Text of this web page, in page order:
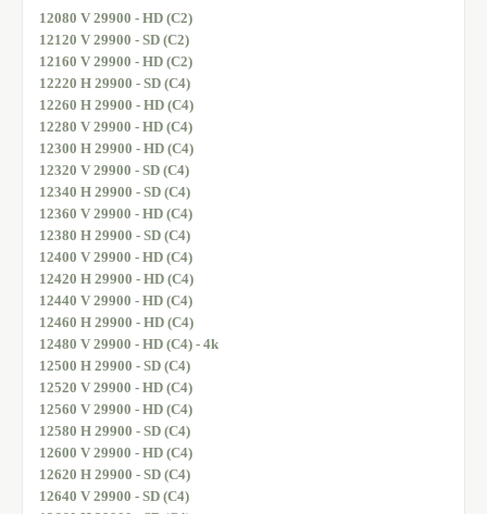
12080 V 29900 - HD (C2)
12120 V 29900 - SD (C2)
12160 V 29900 - HD (C2)
12220 H 29900 - SD (C4)
12260 H 29900 - HD (C4)
12280 V 29900 - HD (C4)
12300 H 29900 - HD (C4)
12320 V 29900 - SD (C4)
12340 H 29900 - SD (C4)
12360 V 29900 - HD (C4)
12380 H 29900 - SD (C4)
12400 V 29900 - HD (C4)
12420 H 29900 - HD (C4)
12440 V 29900 - HD (C4)
12460 H 29900 - HD (C4)
12480 V 29900 - HD (C4) - 4k
12500 H 29900 - SD (C4)
12520 V 29900 - HD (C4)
12560 V 29900 - HD (C4)
12580 H 29900 - SD (C4)
12600 V 29900 - HD (C4)
12620 H 29900 - SD (C4)
12640 V 29900 - SD (C4)